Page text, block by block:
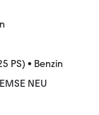
PS) • Benzin
NEU